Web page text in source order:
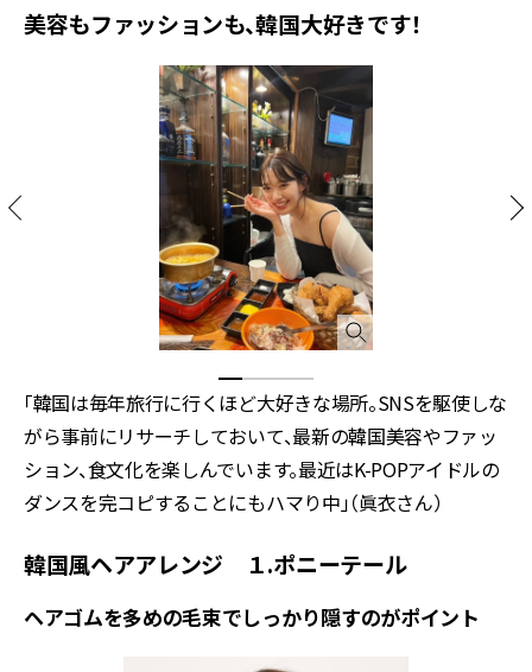
美容もファッションも、韓国大好きです！
「韓国は毎年旅行に行くほど大好きな場所。SNSを駆使しな
がら事前にリサーチしておいて、最新の韓国美容やファッ
ション、食文化を楽しんでいます。最近はK-POPアイドルの
ダンスを完コピすることにもハマり中」（眞衣さん）
韓国風ヘアアレンジ １.ポニーテール
ヘアゴムを多めの毛束でしっかり隠すのがポイント